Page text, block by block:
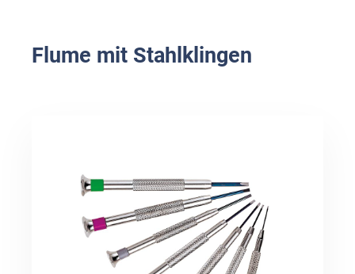
Flume mit Stahlklingen